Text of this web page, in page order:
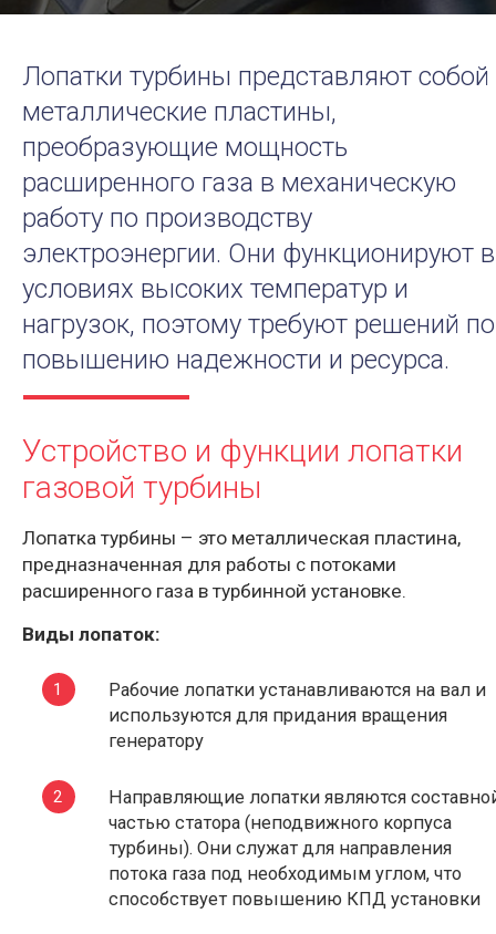
Лопатки турбины представляют собой
металлические пластины,
преобразующие мощность
расширенного газа в механическую
работу по производству
электроэнергии. Они функционируют в
условиях высоких температур и
нагрузок, поэтому требуют решений по
повышению надежности и ресурса.
Устройство и функции лопатки
газовой турбины
Лопатка турбины – это металлическая пластина,
предназначенная для работы с потоками
расширенного газа в турбинной установке.
Виды лопаток:
Рабочие лопатки устанавливаются на вал и
используются для придания вращения
генератору
Направляющие лопатки являются
частью статора (неподвижного корпуса
турбины). Они служат для направления
потока газа под необходимым углом, что
способствует повышению КПД установки